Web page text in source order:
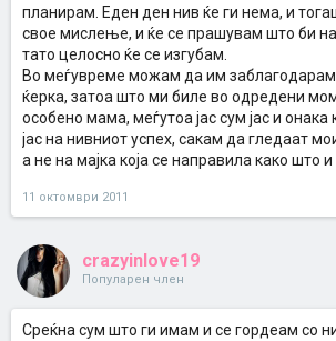
планирам. Еден ден нив ќе ги нема, и
свое мислење, и ќе се прашувам што би
тато целосно ќе се изгубам.
Во меѓувреме можам да им
ќерка, затоа што ми биле во одредени
особено мама, меѓутоа јас сум јас и
јас на нивниот успех, сакам да гледаат
а не на мајка која се направила како што
11 октомври 2011
crazyinlove19
Популарен член
Среќна сум што ги имам и се гордеам со